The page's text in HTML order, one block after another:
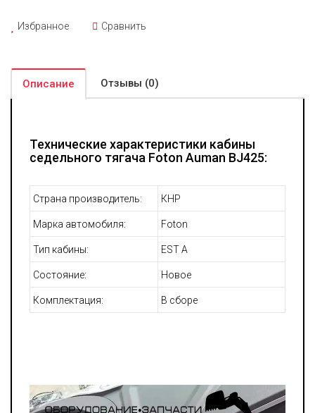
Избранное Сравнить
Описание Отзывы (0)
Технические характеристики кабины
седельного тягача Foton Auman BJ425:
Страна производитель: КНР
Марка автомобиля: Foton
Тип кабины: EST A
Состояние: Новое
Комплектация: В сборе